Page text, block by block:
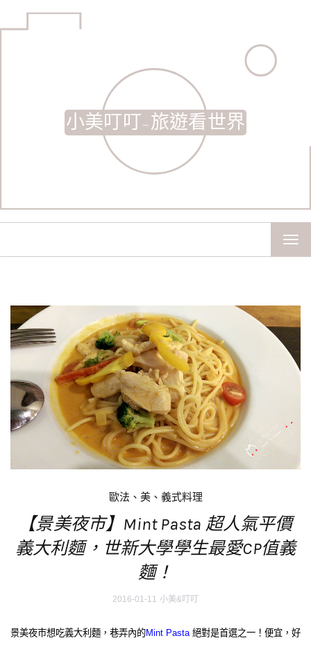
小美叮叮-旅遊看世界
歐法、美、義式料理
【景美夜市】Mint Pasta 超人氣平價
義大利麵，世新大學學生最愛CP值義
麵！
2016-01-11 小美&叮叮
景美夜市想吃義大利麵，巷弄內的Mint Pasta絕對是首選之一！便宜，好